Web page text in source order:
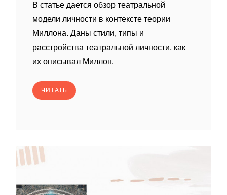
В статье дается обзор театральной
модели личности в контексте теории
Миллона. Даны стили, типы и
расстройства театральной личности, как
их описывал Миллон.
ЧИТАТЬ